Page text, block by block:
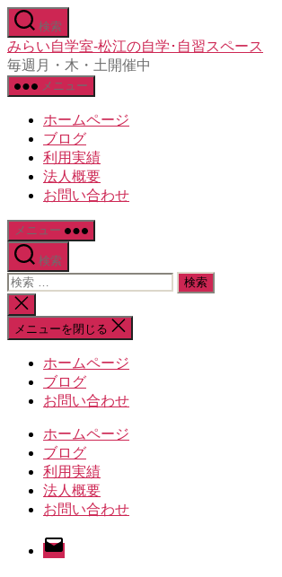
コ
ン
テ
ン
ツ
検索
みらい自学室-松江の自学･自習スペース
毎週月・木・土開催中
メニュー
ホームページ
ブログ
利用実績
法人概要
お問い合わせ
メニュー
検索
検
索
対
象:
検
索
を
メニューを閉じる
ホームページ
ブログ
お問い合わせ
ホームページ
ブログ
利用実績
法人概要
お問い合わせ
メ
ー